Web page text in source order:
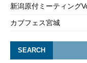
新潟原付ミーティング
カブフェス宮城
SEARCH